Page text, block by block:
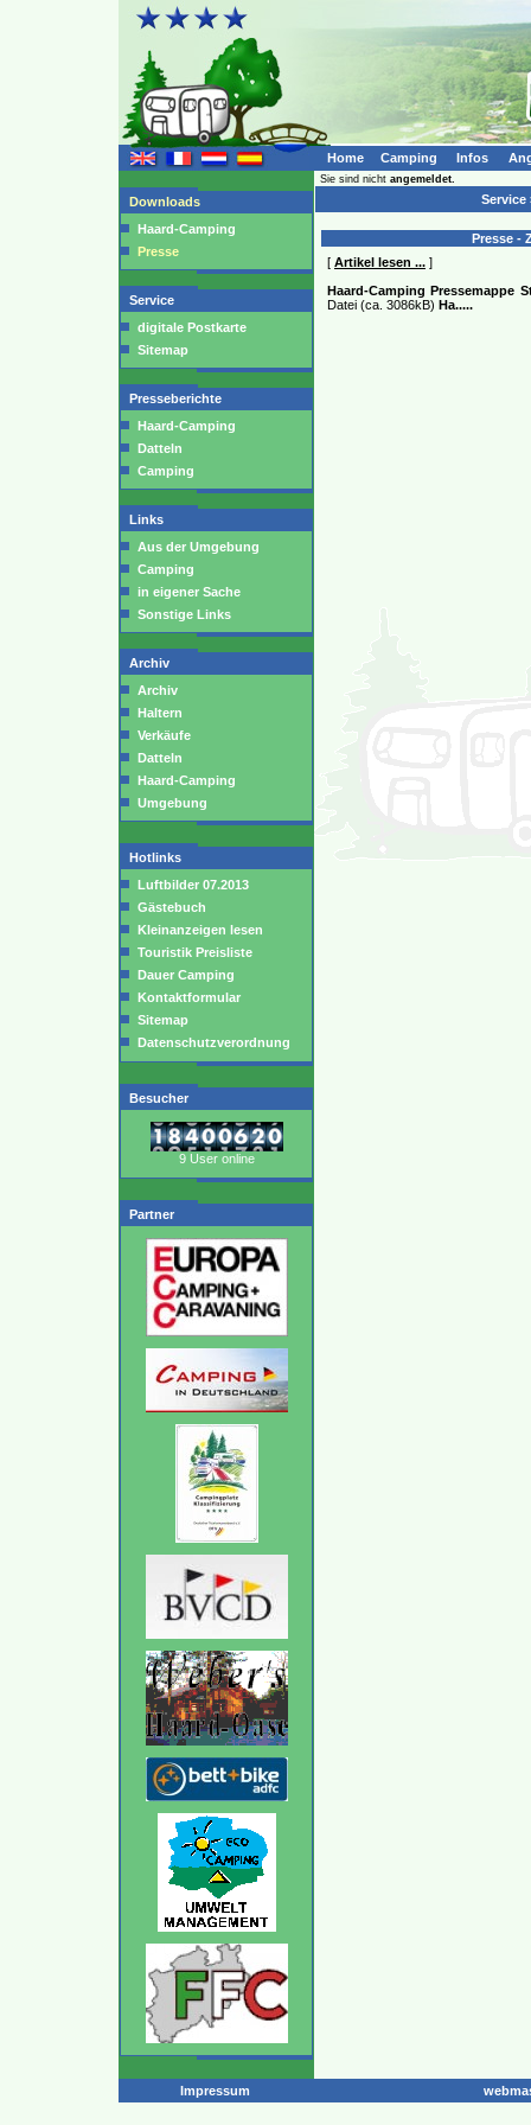
Home Camping Infos
Downloads
Haard-Camping
Presse
Service
digitale Postkarte
Sitemap
Presseberichte
Haard-Camping
Datteln
Camping
Links
Aus der Umgebung
Camping
in eigener Sache
Sonstige Links
Archiv
Archiv
Haltern
Verkäufe
Datteln
Haard-Camping
Umgebung
Hotlinks
Luftbilder 07.2013
Gästebuch
Kleinanzeigen lesen
Touristik Preisliste
Dauer Camping
Kontaktformular
Sitemap
Datenschutzverordnung
Besucher
9 User online
Partner
Sie sind nicht angemeldet.
Service
Presse -
[ Artikel lesen ... ]
Haard-Camping Pressemappe
Datei (ca. 3086kB) Ha.....
Impressum